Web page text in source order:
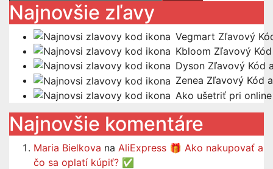
Najnovšie zľavy
Vegmart Zľavový
Kbloom Zľavový
Dyson Zľavový Kód
Zenea Zľavový Kód
Ako ušetriť pri
Najnovšie komentáre
Maria Bielkova na AliExpress 🎁 Ako nakupovať a
čo sa oplatí kúpiť? ✅